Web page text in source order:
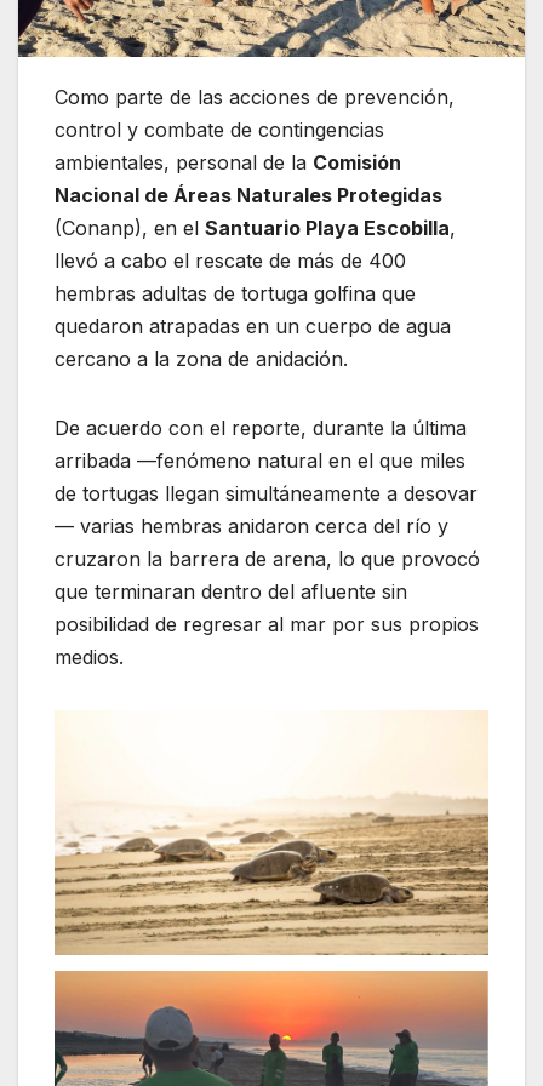
Como parte de las acciones de prevención,
control y combate de contingencias
ambientales, personal de la Comisión
Nacional de Áreas Naturales Protegidas
(Conanp), en el Santuario Playa Escobilla,
llevó a cabo el rescate de más de 400
hembras adultas de tortuga golfina que
quedaron atrapadas en un cuerpo de agua
cercano a la zona de anidación.
De acuerdo con el reporte, durante la última
arribada —fenómeno natural en el que miles
de tortugas llegan simultáneamente a desovar
— varias hembras anidaron cerca del río y
cruzaron la barrera de arena, lo que provocó
que terminaran dentro del afluente sin
posibilidad de regresar al mar por sus propios
medios.